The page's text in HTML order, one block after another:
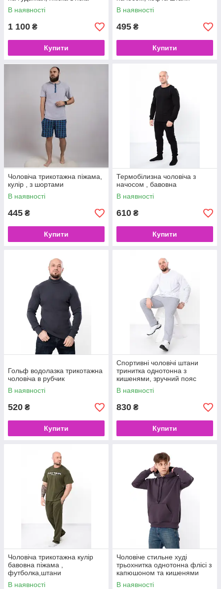
В наявності
1 100 ₴
Купити
В наявності
495 ₴
Купити
Чоловіча трикотажна піжама,
кулір , з шортами
В наявності
445 ₴
Купити
Термобілизна чоловіча з
начосом , бавовна
В наявності
610 ₴
Купити
Гольф водолазка трикотажна
чоловіча в рубчик
В наявності
520 ₴
Купити
Спортивні чоловічі штани
тринитка однотонна з
кишенями, зручний пояс
В наявності
830 ₴
Купити
Чоловіча трикотажна кулір
бавовна піжама ,
футболка,штани
В наявності
Чоловіче стильне худі
трьохнитка однотонна флісі з
капюшоном та кишенями
кенгуру
В наявності